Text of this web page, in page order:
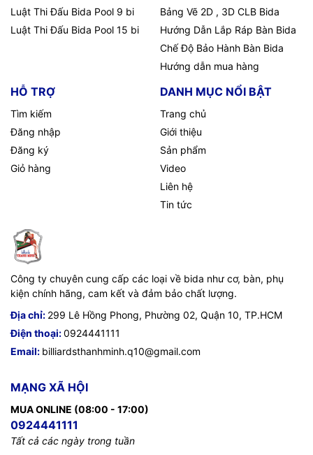
Luật Thi Đấu Bida Pool 9 bi
Luật Thi Đấu Bida Pool 15 bi
Bảng Vẽ 2D , 3D CLB Bida
Hướng Dẫn Lắp Ráp Bàn Bida
Chế Độ Bảo Hành Bàn Bida
Hướng dẫn mua hàng
HỖ TRỢ
Tìm kiếm
Đăng nhập
Đăng ký
Giỏ hàng
DANH MỤC NỔI BẬT
Trang chủ
Giới thiệu
Sản phẩm
Video
Liên hệ
Tin tức
Công ty chuyên cung cấp các loại về bida như cơ, bàn, phụ
kiện chính hãng, cam kết và đảm bảo chất lượng.
Địa chỉ: 299 Lê Hồng Phong, Phường 02, Quận 10, TP.HCM
Điện thoại:0924441111
Email: billiardsthanhminh.q10@gmail.com
MẠNG XÃ HỘI
MUA ONLINE (08:00 - 17:00)
0924441111
Tất cả các ngày trong tuần